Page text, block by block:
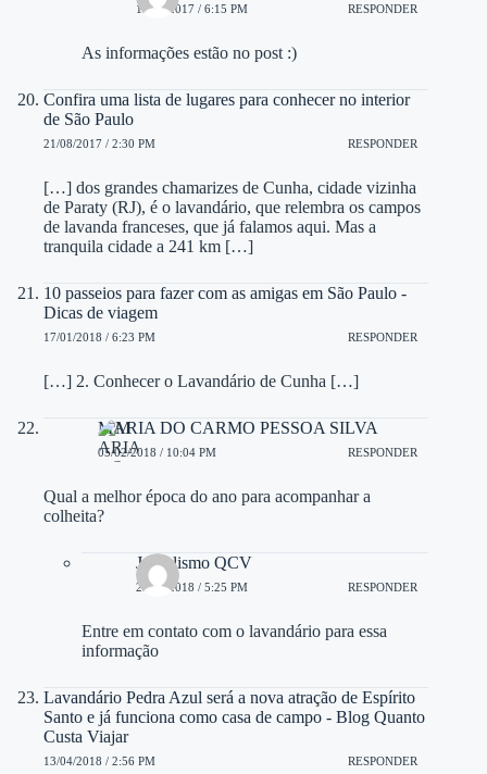
14/08/2017 / 6:15 PM RESPONDER
As informações estão no post :)
Confira uma lista de lugares para conhecer no interior
de São Paulo
21/08/2017 / 2:30 PM RESPONDER
[…] dos grandes chamarizes de Cunha, cidade vizinha
de Paraty (RJ), é o lavandário, que relembra os campos
de lavanda franceses, que já falamos aqui. Mas a
tranquila cidade a 241 km […]
10 passeios para fazer com as amigas em São Paulo -
Dicas de viagem
17/01/2018 / 6:23 PM RESPONDER
[…] 2. Conhecer o Lavandário de Cunha […]
MARIA DO CARMO PESSOA SILVA
05/02/2018 / 10:04 PM RESPONDER
Qual a melhor época do ano para acompanhar a
colheita?
Jornalismo QCV
29/03/2018 / 5:25 PM RESPONDER
Entre em contato com o lavandário para essa
informação
Lavandário Pedra Azul será a nova atração de Espírito
Santo e já funciona como casa de campo - Blog Quanto
Custa Viajar
13/04/2018 / 2:56 PM RESPONDER